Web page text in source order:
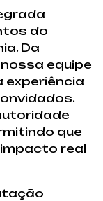
do
Da
equipe
experiência
que
real